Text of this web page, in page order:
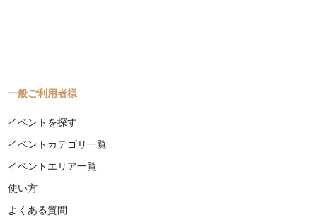
一般ご利用者様
イベントを探す
イベントカテゴリ一覧
イベントエリア一覧
使い方
よくある質問